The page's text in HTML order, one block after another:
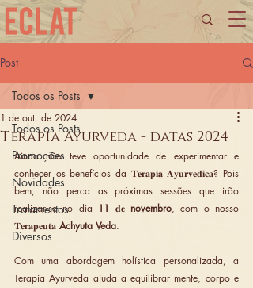
Post
Todos os Posts
Promoções
Novidades
Tratamentos
Diversos
Todos os Posts
Terapia Ayurveda - datas 2024
1 de out. de 2024
Ainda não teve oportunidade de experimentar e
conhecer os benefícios da 𝐓𝐞𝐫𝐚𝐩𝐢𝐚 𝐀𝐲𝐮𝐫𝐯𝐞𝐝𝐢𝐜𝐚? Pois
bem, não perca as próximas sessões que irão
realizar-se no dia 11 𝐝𝐞 novembro, com o nosso
𝐓𝐞𝐫𝐚𝐩𝐞𝐮𝐭𝐚 Achyuta Veda.
Com uma abordagem holística personalizada, a
Terapia Ayurveda ajuda a equilibrar mente, corpo e